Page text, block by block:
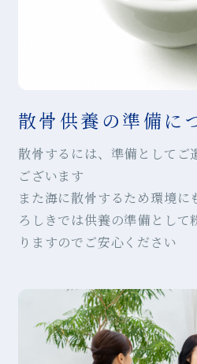
散骨供養の準備に
散骨するには、準備としてご
ございます
また海に散骨するため環境に
ろしきでは供養の準備として
りますのでご安心ください